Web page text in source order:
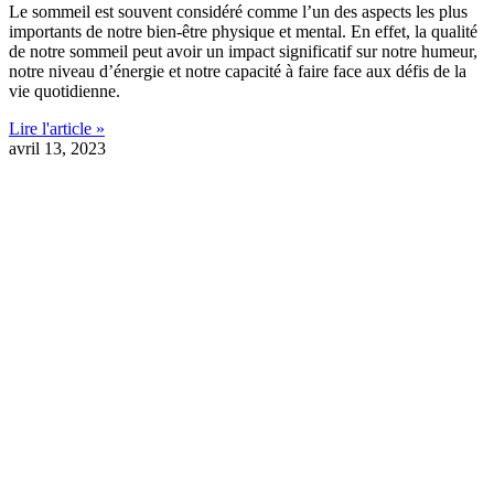
Le sommeil est souvent considéré comme l’un des aspects les plus
importants de notre bien-être physique et mental. En effet, la qualité
de notre sommeil peut avoir un impact significatif sur notre humeur,
notre niveau d’énergie et notre capacité à faire face aux défis de la
vie quotidienne.
Lire l'article »
avril 13, 2023